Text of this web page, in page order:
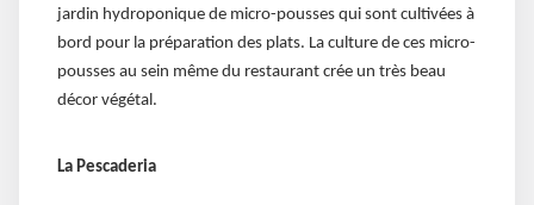
jardin hydroponique de micro-pousses qui sont cultivées à
bord pour la préparation des plats. La culture de ces micro-
pousses au sein même du restaurant crée un très beau
décor végétal.
La Pescaderia